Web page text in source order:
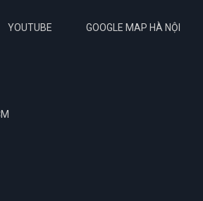
YOUTUBE GOOGLE MAP HÀ NỘI